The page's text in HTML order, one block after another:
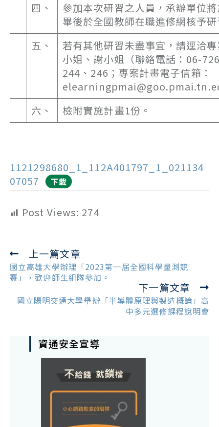
四、
參加本次研習之人員，承辦單位
畢後於全國教師在職進修網核予
五、
若有其他研習未盡事宜，請逕洽
小姐、謝小姐（聯絡電話：06-
244、246；專案計畫電子信箱：
六、
檢附實施計畫1份。
1121298680_1_112A401797_1_021134
07057
下載
Post Views: 274
Read
more
articles
上一篇文章
國立高雄大學辦理「2023第一屆全國科學量測競
賽」，歡迎師生組隊參加。
下一篇文章
國立陽明交通大學舉辦「半導體原理與製造概論」高
中多元選修課程說明會
資通安全宣導